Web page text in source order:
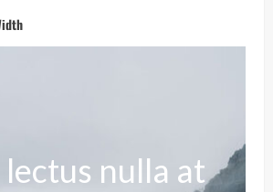
nulla at